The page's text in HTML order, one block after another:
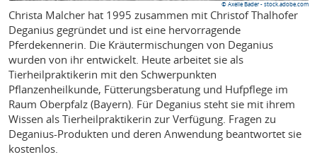
© Axelle Bader - stock.adobe.com
Christa Malcher hat 1995 zusammen mit Christof Thalhofer
Deganius gegründet und ist eine hervorragende
Pferdekennerin. Die Kräutermischungen von Deganius
wurden von ihr entwickelt. Heute arbeitet sie als
Tierheilpraktikerin mit den Schwerpunkten
Pflanzenheilkunde, Fütterungsberatung und Hufpflege im
Raum Oberpfalz (Bayern). Für Deganius steht sie mit ihrem
Wissen als Tierheilpraktikerin zur Verfügung. Fragen zu
Deganius-Produkten und deren Anwendung beantwortet sie
kostenlos.